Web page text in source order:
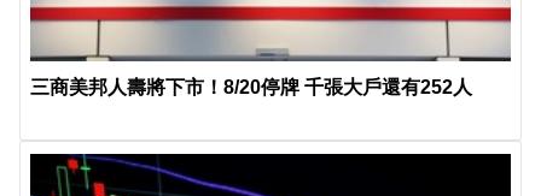
三商美邦人壽將下市！8/20停牌 千張大戶還有252人